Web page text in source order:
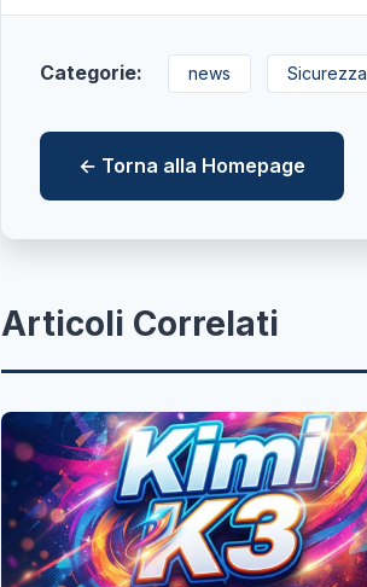
Categorie: news Sicurezza
← Torna alla Homepage
Articoli Correlati